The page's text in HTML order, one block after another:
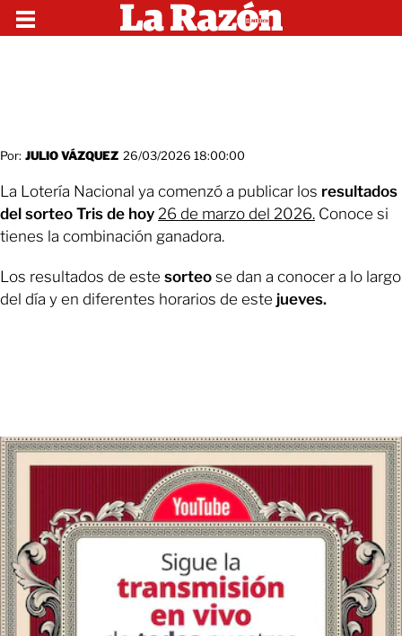
Por: JULIO VÁZQUEZ 26/03/2026 18:00:00
La Lotería Nacional ya comenzó a publicar los resultados
del sorteo Tris de hoy 26 de marzo del 2026. Conoce si
tienes la combinación ganadora.
Los resultados de este sorteo se dan a conocer a lo largo
del día y en diferentes horarios de este jueves.